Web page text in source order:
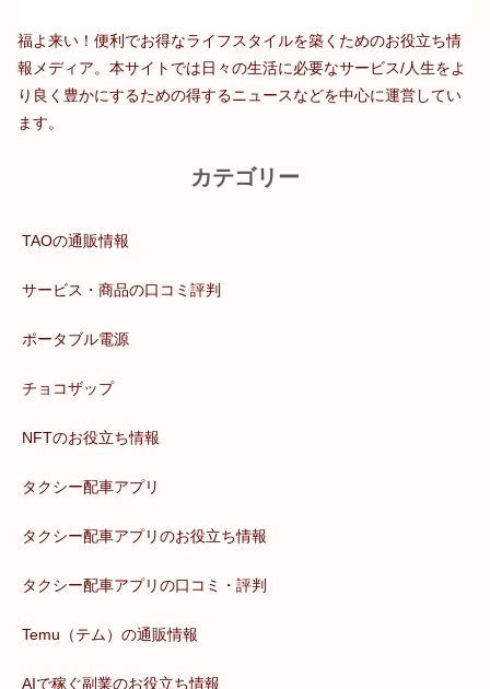
福よ来い！便利でお得なライフスタイルを築くためのお役立ち情
報メディア。本サイトでは日々の生活に必要なサービス/人生をよ
り良く豊かにするための得するニュースなどを中心に運営してい
ます。
カテゴリー
TAOの通販情報
サービス・商品の口コミ評判
ポータブル電源
チョコザップ
NFTのお役立ち情報
タクシー配車アプリ
タクシー配車アプリのお役立ち情報
タクシー配車アプリの口コミ・評判
Temu（テム）の通販情報
AIで稼ぐ副業のお役立ち情報